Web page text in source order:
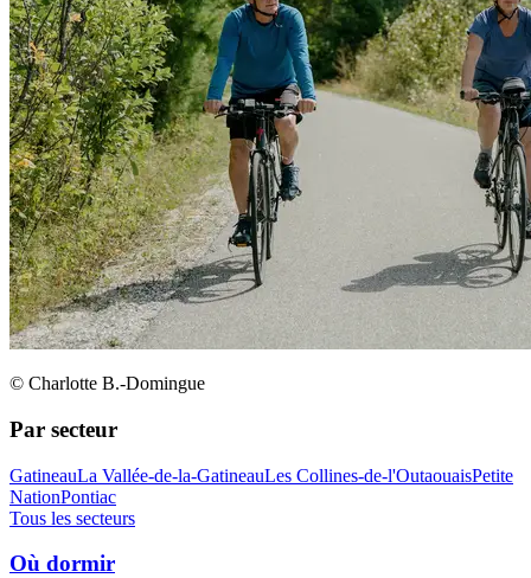
© Charlotte B.-Domingue
Par secteur
GatineauLa Vallée-de-la-GatineauLes Collines-de-l'OutaouaisPetite
NationPontiac
Tous les secteurs
Où dormir